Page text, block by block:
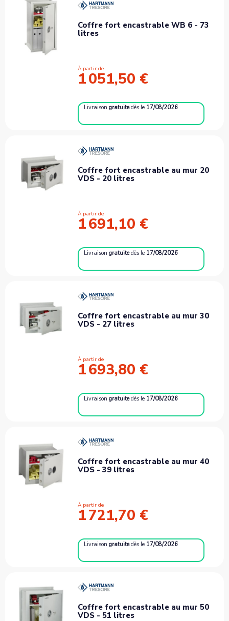
Coffre fort encastrable WB 6 - 73
litres
À partir de
1 051,50 €
Livraisongratuite dès le 17/08/2026
Coffre fort encastrable au mur 20
VDS - 20 litres
À partir de
1 691,10 €
Livraisongratuite dès le 17/08/2026
Coffre fort encastrable au mur 30
VDS - 27 litres
À partir de
1 693,80 €
Livraisongratuite dès le 17/08/2026
Coffre fort encastrable au mur 40
VDS - 39 litres
À partir de
1 721,70 €
Livraisongratuite dès le 17/08/2026
Coffre fort encastrable au mur 50
VDS - 51 litres